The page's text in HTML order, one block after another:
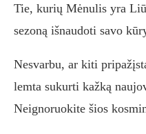
Tie, kurių Mėnulis yra
sezoną išnaudoti savo
Nesvarbu, ar kiti
lemta sukurti kažką
Neignoruokite šios